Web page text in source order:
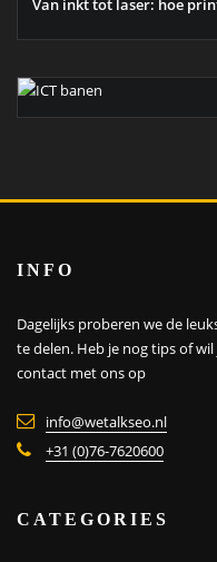
Van inkt tot laser: hoe
INFO
Dagelijks proberen we de
te delen. Heb je nog tips of
contact met ons op
info@wetalkseo.nl
+31 (0)76-7620600
CATEGORIES